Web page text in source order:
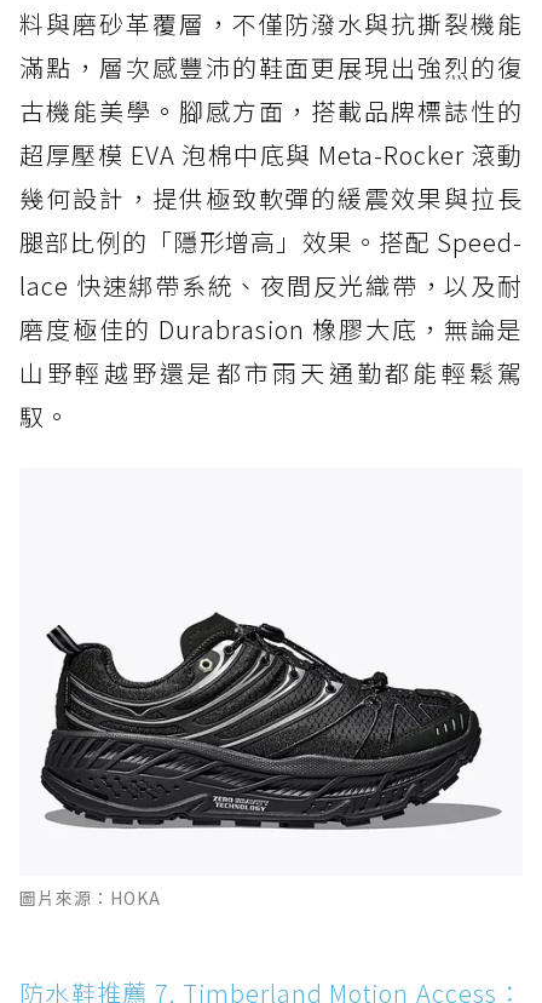
料與磨砂革覆層，不僅防潑水與抗撕裂機能
滿點，層次感豐沛的鞋面更展現出強烈的復
古機能美學。腳感方面，搭載品牌標誌性的
超厚壓模 EVA 泡棉中底與 Meta-Rocker 滾動
幾何設計，提供極致軟彈的緩震效果與拉長
腿部比例的「隱形增高」效果。搭配 Speed-
lace 快速綁帶系統、夜間反光織帶，以及耐
磨度極佳的 Durabrasion 橡膠大底，無論是
山野輕越野還是都市雨天通勤都能輕鬆駕
馭。
圖片來源：HOKA
防水鞋推薦 7. Timberland Motion Access：